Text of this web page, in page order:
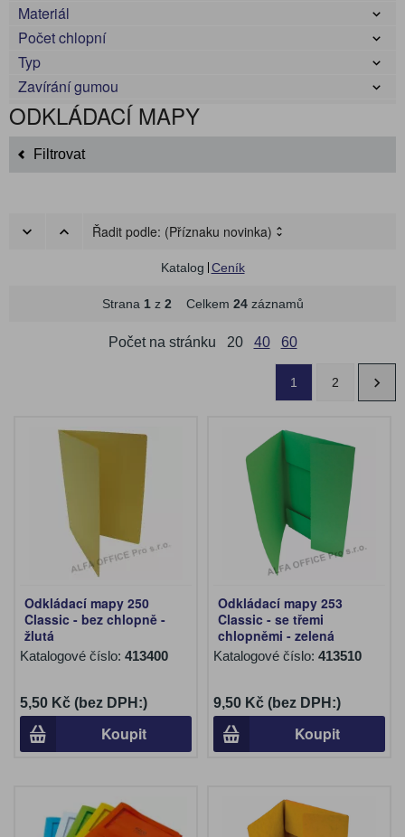
Materiál
Počet chlopní
Typ
Zavírání gumou
ODKLÁDACÍ MAPY
Filtrovat
Řadit podle: (Příznaku novinka)
Katalog Ceník
Strana 1z 2 Celkem 24záznamů
Počet na stránku 20 40 60
1 2
Odkládací mapy 250
Classic - bez chlopně -
žlutá
Katalogové číslo: 413400
5,50 Kč (bez DPH:)
Koupit
Odkládací mapy 253
Classic - se třemi
chlopněmi - zelená
Katalogové číslo: 413510
9,50 Kč (bez DPH:)
Koupit